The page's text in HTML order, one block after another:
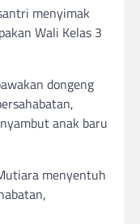
menyimak
Wali Kelas 3
dongeng
anak baru
menyentuh